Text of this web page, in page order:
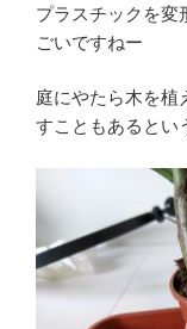
プラスチックを変
ごいですねー
庭にやたら木を植
すこともあるとい